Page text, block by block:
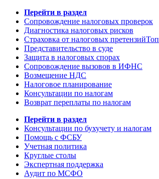
Перейти в раздел
Сопровождение налоговых проверок
Диагностика налоговых рисков
Страховка от налоговых претензийТоп
Представительство в суде
Защита в налоговых спорах
Сопровождение вызовов в ИФНС
Возмещение НДС
Налоговое планирование
Консультации по налогам
Возврат переплаты по налогам
Перейти в раздел
Консультации по бухучету и налогам
Помощь с ФСБУ
Учетная политика
Круглые столы
Экспертная поддержка
Аудит по МСФО